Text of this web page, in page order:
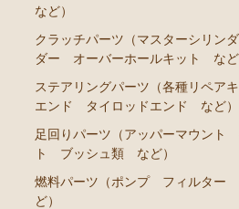
エンジンパーツ 3T-GTEU
エンジンパーツ 4T-GTEU
エンジンパーツ 2T-GEU
エンジンパーツ 18R-GEU
エンジンパーツ（マウント 他
排気パーツ（Exhaust Parts）
など）
クラッチパーツ（マスターシリン
ダー オーバーホールキット など
ステアリングパーツ（各種リペ
エンド タイロッドエンド など）
足回りパーツ（アッパーマウン
ト ブッシュ類 など）
燃料パーツ（ポンプ フィルター
ど）